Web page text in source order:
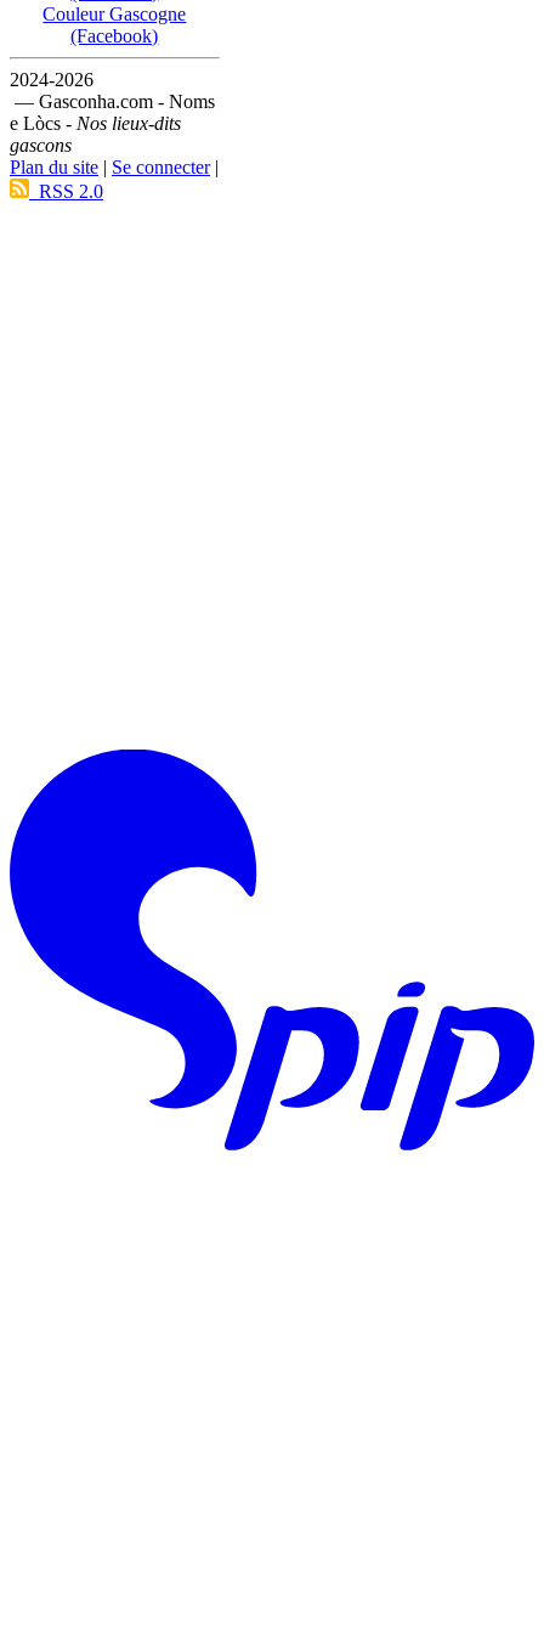
Couleur Gascogne
(Facebook)
2024-2026
— Gasconha.com - Noms
e Lòcs - Nos lieux-dits
gascons
Plan du site | Se connecter|
RSS 2.0